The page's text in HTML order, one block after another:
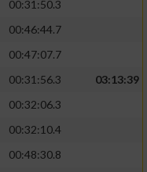
00:31:50.3
00:46:44.7
00:47:07.7
00:31:56.3
03:13:39
00:32:06.3
00:32:10.4
00:48:30.8